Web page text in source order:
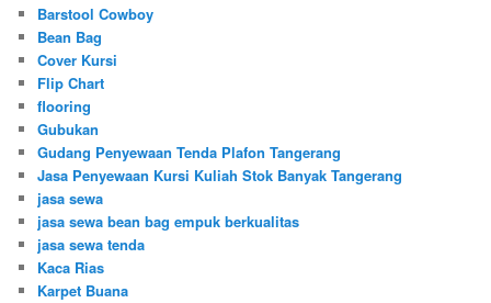
Barstool Cowboy
Bean Bag
Cover Kursi
Flip Chart
flooring
Gubukan
Gudang Penyewaan Tenda Plafon Tangerang
Jasa Penyewaan Kursi Kuliah Stok Banyak Tangerang
jasa sewa
jasa sewa bean bag empuk berkualitas
jasa sewa tenda
Kaca Rias
Karpet Buana